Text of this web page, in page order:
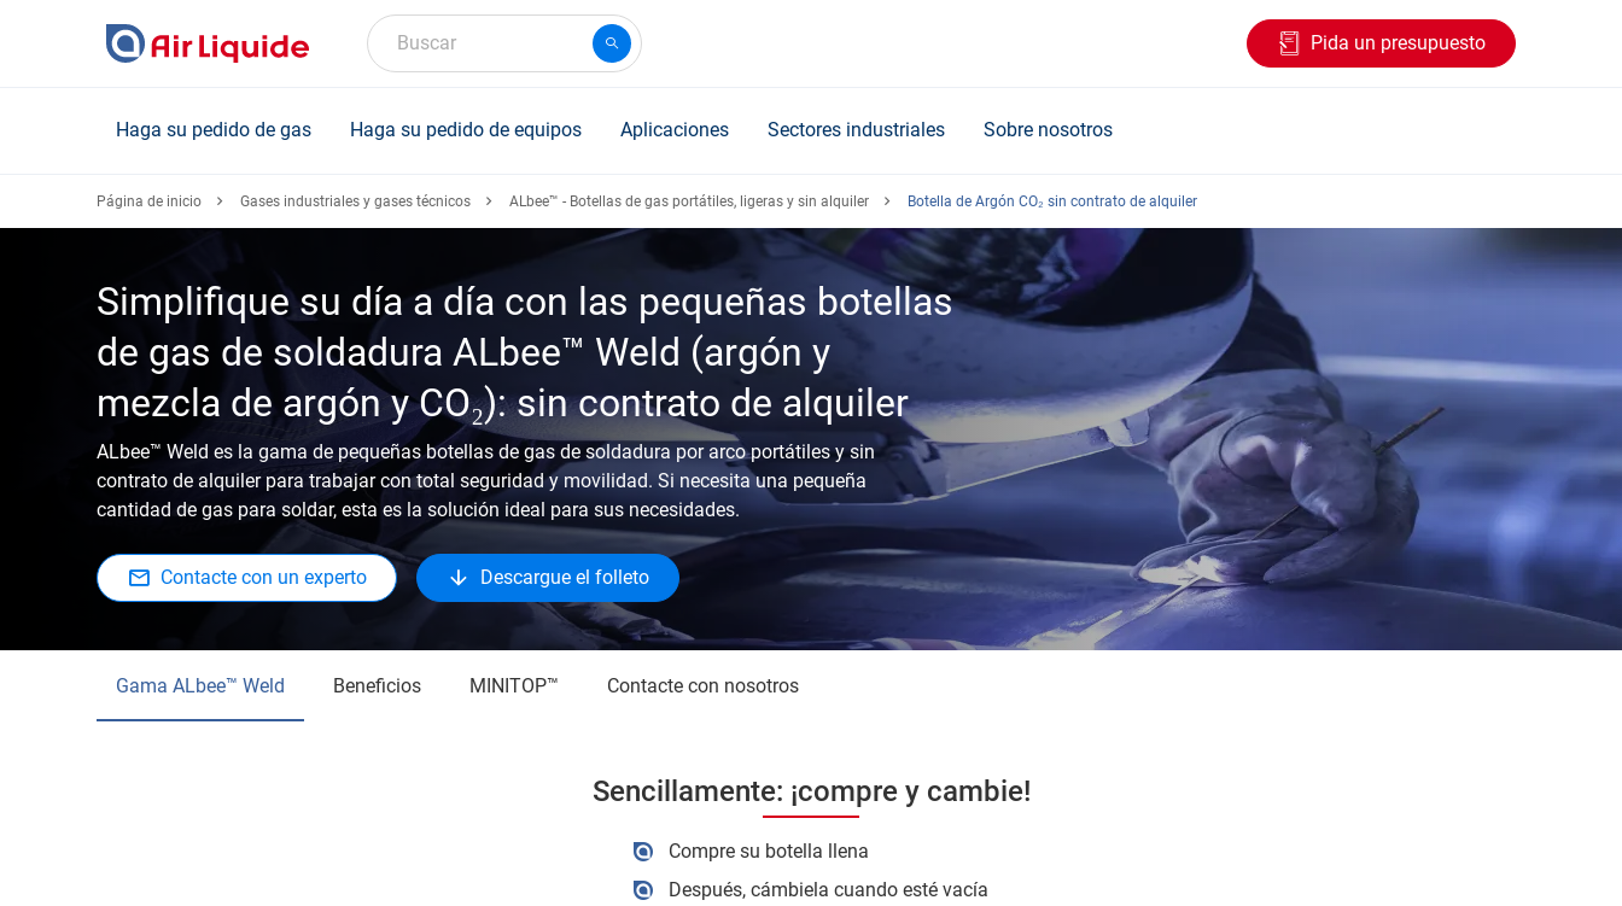
Buscar Pida un presupuesto
Haga su pedido de gas Haga su pedido de equipos Aplicaciones Sectores industriales Sobre nosotros
Página de inicio Gases industriales y gases técnicos ALbee™ - Botellas de gas portátiles, ligeras y sin alquiler Botella de Argón CO₂ sin contrato de alquiler
Simplifique su día a día con las pequeñas botellas
de gas de soldadura ALbee™ Weld (argón y
mezcla de argón y CO₂): sin contrato de alquiler
ALbee™ Weld es la gama de pequeñas botellas de gas de soldadura por arco portátiles y sin
contrato de alquiler para trabajar con total seguridad y movilidad. Si necesita una pequeña
cantidad de gas para soldar, esta es la solución ideal para sus necesidades.
Contacte con un experto Descargue el folleto
Gama ALbee™ Weld Beneficios MINITOP™ Contacte con nosotros
Sencillamente: ¡compre y cambie!
Compre su botella llena
Después, cámbiela cuando esté vacía